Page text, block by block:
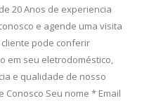
20 Anos de experiencia
e agende uma visita
pode conferir
em seu eletrodoméstico,
e qualidade de nosso
Conosco Seu nome * Email